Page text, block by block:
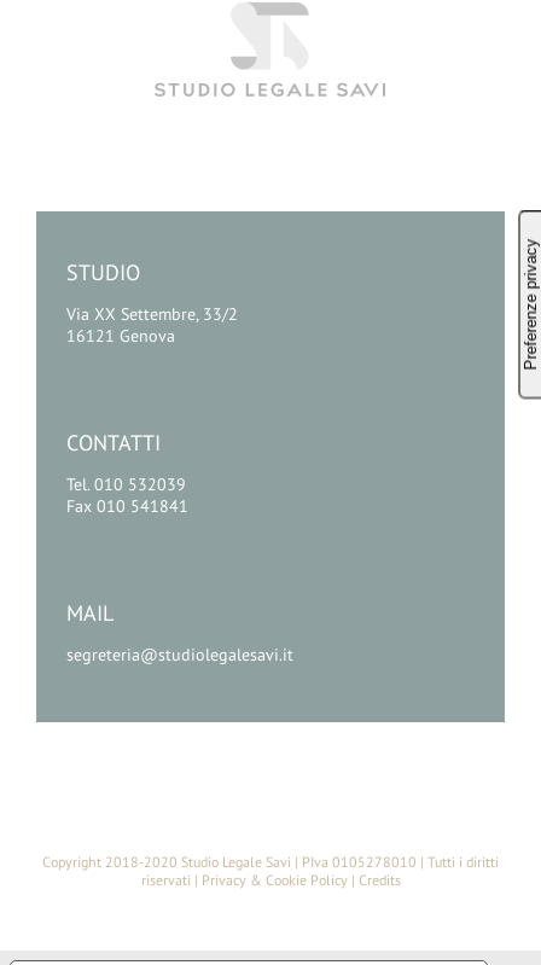
STUDIO
Via XX Settembre, 33/2
16121 Genova
CONTATTI
Tel. 010 532039
Fax 010 541841
MAIL
segreteria@studiolegalesavi.it
Copyright 2018-2020 Studio Legale Savi | PIva 0105278010 | Tutti i diritti
riservati | Privacy & Cookie Policy| Credits